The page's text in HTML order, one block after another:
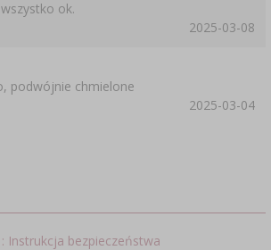
ok.
2025-03-08
podwójnie chmielone
2025-03-04
Instrukcja bezpieczeństwa